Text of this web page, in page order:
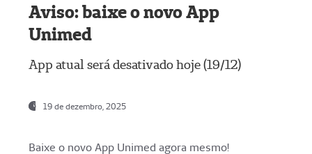
Aviso: baixe o novo App
Unimed
App atual será desativado hoje (19/12)
19 de dezembro, 2025
Baixe o novo App Unimed agora mesmo!